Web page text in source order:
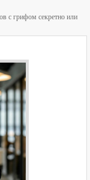
с грифом секретно или